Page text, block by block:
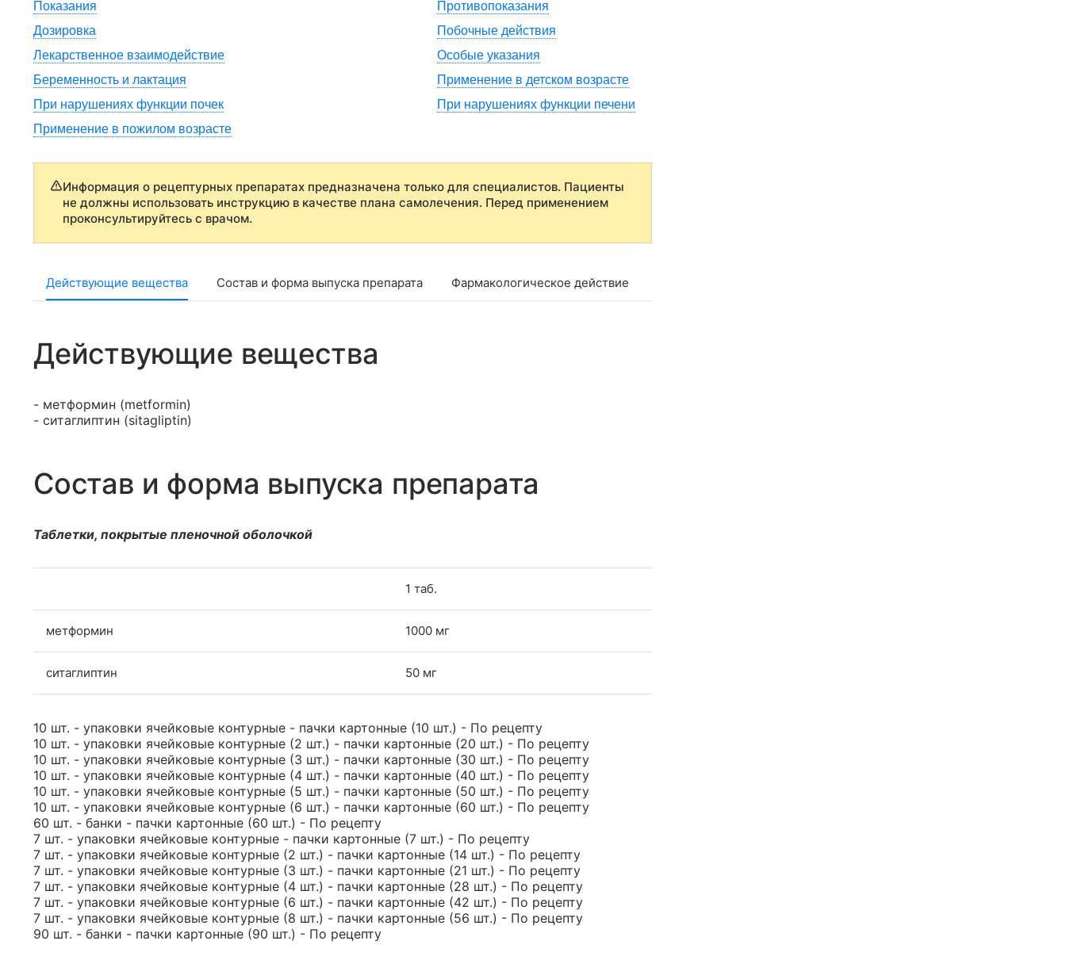
Показания
Противопоказания
Дозировка
Побочные действия
Лекарственное взаимодействие
Особые указания
Беременность и лактация
Применение в детском возрасте
При нарушениях функции почек
При нарушениях функции печени
Применение в пожилом возрасте
Информация о рецептурных препаратах предназначена только для специалистов. Пациенты
не должны использовать инструкцию в качестве плана самолечения. Перед применением
проконсультируйтесь с врачом.
Действующие вещества Состав и форма выпуска препарата Фармакологическое действие
Действующие вещества
- метформин (metformin)
- ситаглиптин (sitagliptin)
Состав и форма выпуска препарата
Таблетки, покрытые пленочной оболочкой
1 таб.
метформин 1000 мг
ситаглиптин 50 мг
10 шт. - упаковки ячейковые контурные - пачки картонные (10 шт.) - По рецепту
10 шт. - упаковки ячейковые контурные (2 шт.) - пачки картонные (20 шт.) - По рецепту
10 шт. - упаковки ячейковые контурные (3 шт.) - пачки картонные (30 шт.) - По рецепту
10 шт. - упаковки ячейковые контурные (4 шт.) - пачки картонные (40 шт.) - По рецепту
10 шт. - упаковки ячейковые контурные (5 шт.) - пачки картонные (50 шт.) - По рецепту
10 шт. - упаковки ячейковые контурные (6 шт.) - пачки картонные (60 шт.) - По рецепту
60 шт. - банки - пачки картонные (60 шт.) - По рецепту
7 шт. - упаковки ячейковые контурные - пачки картонные (7 шт.) - По рецепту
7 шт. - упаковки ячейковые контурные (2 шт.) - пачки картонные (14 шт.) - По рецепту
7 шт. - упаковки ячейковые контурные (3 шт.) - пачки картонные (21 шт.) - По рецепту
7 шт. - упаковки ячейковые контурные (4 шт.) - пачки картонные (28 шт.) - По рецепту
7 шт. - упаковки ячейковые контурные (6 шт.) - пачки картонные (42 шт.) - По рецепту
7 шт. - упаковки ячейковые контурные (8 шт.) - пачки картонные (56 шт.) - По рецепту
90 шт. - банки - пачки картонные (90 шт.) - По рецепту